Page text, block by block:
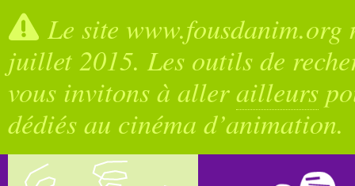
Le site
juillet 2015. Les outils de
vous invitons à allerailleurs
dédiés au cinéma d’animation.